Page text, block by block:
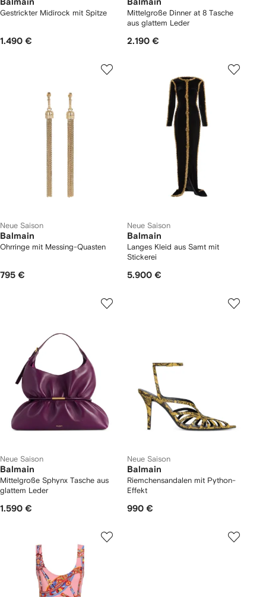
Balmain
Gestrickter Midirock mit Spitze
1.490 €
Balmain
Mittelgroße Dinner at 8 Tasche
aus glattem Leder
2.190 €
Neue Saison
Balmain
Ohrringe mit Messing-Quasten
795 €
Neue Saison
Balmain
Langes Kleid aus Samt mit
Stickerei
5.900 €
Neue Saison
Balmain
Mittelgroße Sphynx Tasche aus
glattem Leder
1.590 €
Neue Saison
Balmain
Riemchensandalen mit Python-
Effekt
990 €